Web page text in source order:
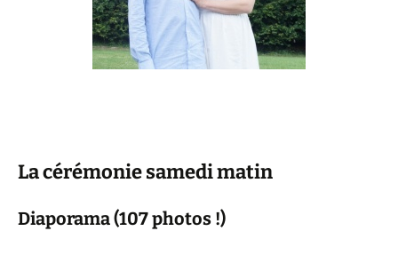
La cérémonie samedi matin
Diaporama (107 photos !)